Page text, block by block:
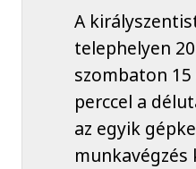
A
telephelyen
szombaton
perccel a
az egyik
munkavégzés